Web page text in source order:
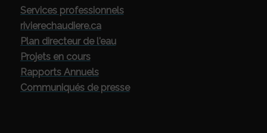
Services professionnels
rivierechaudiere.ca
Plan directeur de l'eau
Projets en cours
Rapports Annuels
Communiqués de presse